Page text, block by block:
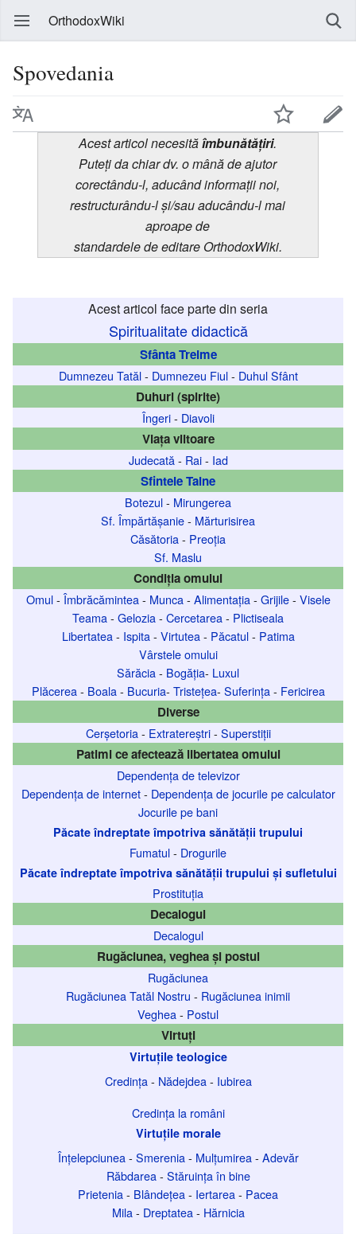
OrthodoxWiki
Spovedania
Acest articol necesităîmbunătățiri.
Puteți da chiar dv. o mână de ajutor
corectându-l, aducând informații noi,
restructurându-l și/sau aducându-l mai
aproape de
standardele de editare OrthodoxWiki.
Acest articol face parte din seria
Spiritualitate didactică
Sfânta Treime
Dumnezeu Tatăl- Dumnezeu Fiul- Duhul Sfânt
Duhuri (spirite)
Îngeri- Diavoli
Viața viitoare
Judecată- Rai- Iad
Sfintele Taine
Botezul- Mirungerea
Sf. Împărtășanie- Mărturisirea
Căsătoria- Preoția
Sf. Maslu
Condiția omului
Omul- Îmbrăcămintea- Munca- Alimentația- Grijile- Visele
Teama- Gelozia- Cercetarea- Plictiseala
Libertatea- Ispita- Virtutea- Păcatul- Patima
Vârstele omului
Sărăcia- Bogăția- Luxul
Plăcerea- Boala- Bucuria- Tristețea- Suferința- Fericirea
Diverse
Cerșetoria- Extratereștri- Superstiții
Patimi ce afectează libertatea omului
Dependența de televizor
Dependența de internet- Dependența de jocurile pe calculator
Jocurile pe bani
Păcate îndreptate împotriva sănătății trupului
Fumatul- Drogurile
Păcate îndreptate împotriva sănătății trupului și sufletului
Prostituția
Decalogul
Decalogul
Rugăciunea, veghea și postul
Rugăciunea
Rugăciunea Tatăl Nostru - Rugăciunea inimii
Veghea- Postul
Virtuți
Virtuțile teologice
Credința- Nădejdea- Iubirea
Credința la români
Virtuțile morale
Înțelepciunea- Smerenia- Mulțumirea- Adevăr
Răbdarea- Stăruința în bine
Prietenia- Blândețea- Iertarea- Pacea
Mila- Dreptatea- Hărnicia